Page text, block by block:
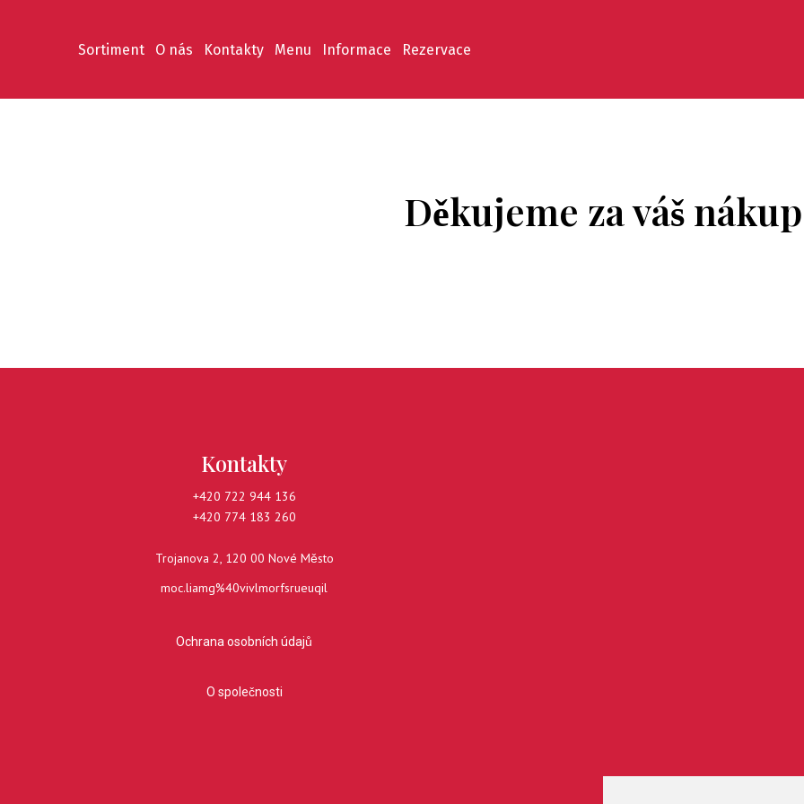
Sortiment O nás Kontakty Menu Informace Rezervace
Děkujeme za váš nákup
Kontakty
+420 722 944 136
+420 774 183 260
Trojanova 2, 120 00 Nové Město
moc.liamg%40vivlmorfsrueuqil
Ochrana osobních údajů
O společnosti